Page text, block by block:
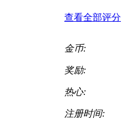
查看全部评分
金币:
奖励:
热心:
注册时间: